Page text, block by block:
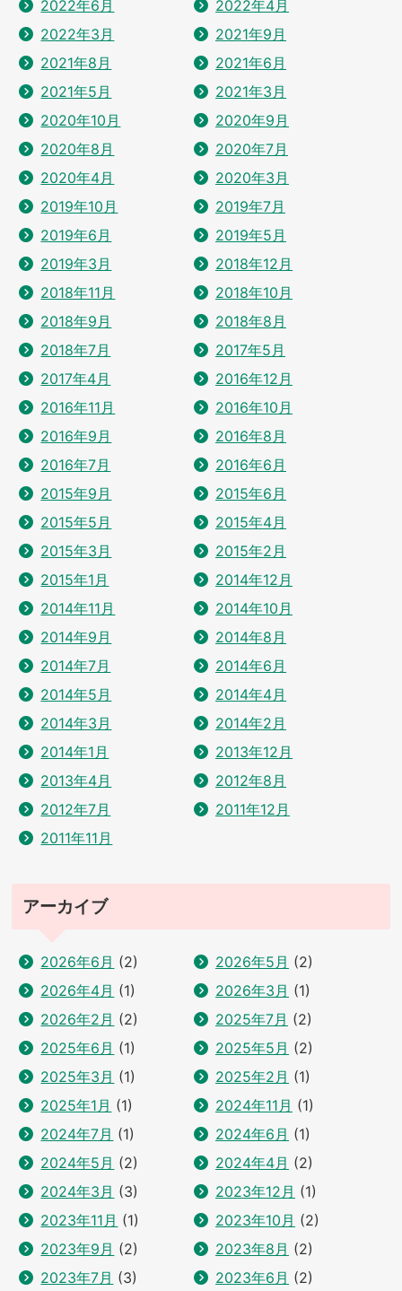
2022年6月
2022年4月
2022年3月
2021年9月
2021年8月
2021年6月
2021年5月
2021年3月
2020年10月
2020年9月
2020年8月
2020年7月
2020年4月
2020年3月
2019年10月
2019年7月
2019年6月
2019年5月
2019年3月
2018年12月
2018年11月
2018年10月
2018年9月
2018年8月
2018年7月
2017年5月
2017年4月
2016年12月
2016年11月
2016年10月
2016年9月
2016年8月
2016年7月
2016年6月
2015年9月
2015年6月
2015年5月
2015年4月
2015年3月
2015年2月
2015年1月
2014年12月
2014年11月
2014年10月
2014年9月
2014年8月
2014年7月
2014年6月
2014年5月
2014年4月
2014年3月
2014年2月
2014年1月
2013年12月
2013年4月
2012年8月
2012年7月
2011年12月
2011年11月
アーカイブ
2026年6月 (2) 2026年5月 (2)
2026年4月 (1) 2026年3月 (1)
2026年2月 (2) 2025年7月 (2)
2025年6月 (1) 2025年5月 (2)
2025年3月 (1) 2025年2月 (1)
2025年1月 (1) 2024年11月 (1)
2024年7月 (1) 2024年6月 (1)
2024年5月 (2) 2024年4月 (2)
2024年3月 (3) 2023年12月 (1)
2023年11月 (1) 2023年10月 (2)
2023年9月 (2) 2023年8月 (2)
2023年7月 (3) 2023年6月 (2)